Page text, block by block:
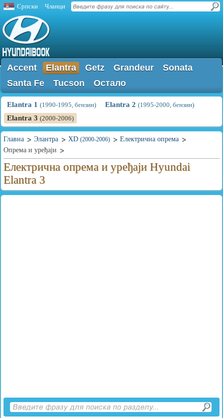
Српски Чланци
Accent Elantra Getz Grandeur
Sonata
Santa Fe
Tucson Остало
Elantra 1 (1990-1995, бензин) Elantra 2 (1995-2000, бензин)
Elantra 3 (2000-2006)
Главна Элантра XD (2000-2006)
Електрична опрема
Опрема и уређаји
Електрична опрема и уређаји Hyundai
Elantra 3